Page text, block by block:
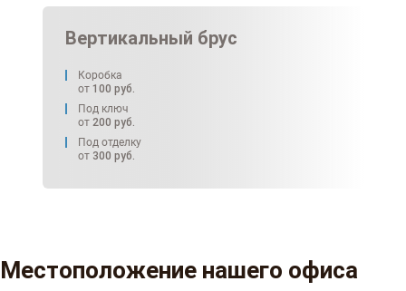
Вертикальный брус
Коробка
от 100 руб.
Под ключ
от 200 руб.
Под отделку
от 300 руб.
Местоположение нашего офиса